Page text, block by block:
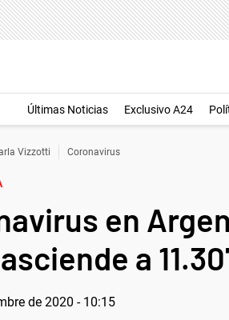
Últimas Noticias Exclusivo A24
Vizzotti Coronavirus
en
a
de 2020 - 10:15